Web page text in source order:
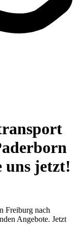
uns jetzt!
Freiburg nach
Angebote. Jetzt